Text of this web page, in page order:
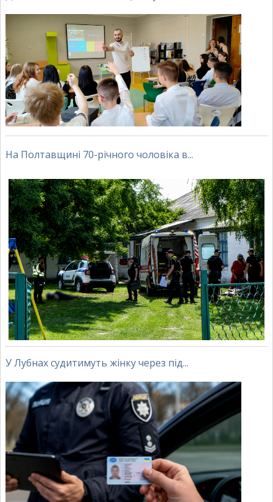
На Полтавщині 70-річного чоловіка в...
У Лубнах судитимуть жінку через під...